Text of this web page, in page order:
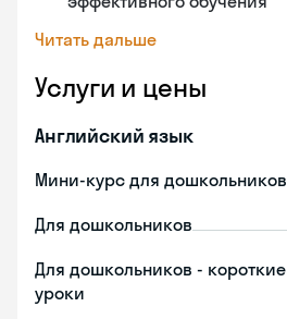
Читать дальше
Услуги и цены
Английский язык
Мини-курс для дошкольников
Для дошкольников
Для дошкольников - короткие
уроки